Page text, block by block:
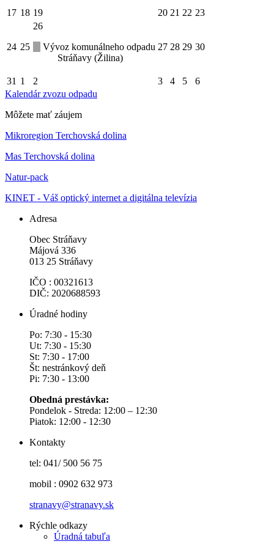
17 18 19 20 21 22 23
24 25
26
Vývoz komunálneho odpadu
Stráňavy (Žilina)
27 28 29 30
31 1 2 3 4 5
6
Kalendár zvozu odpadu
Môžete mať záujem
Mikroregion Terchovská dolina
Mas Terchovská dolina
Natur-pack
KINET - Váš optický internet a digitálna televízia
Adresa
Obec Stráňavy
Májová 336
013 25 Stráňavy
IČO : 00321613
DIČ: 2020688593
Úradné hodiny
Po: 7:30 - 15:30
Ut: 7:30 - 15:30
St: 7:30 - 17:00
Št: nestránkový deň
Pi: 7:30 - 13:00
Obedná prestávka:
Pondelok - Streda: 12:00 – 12:30
Piatok: 12:00 - 12:30
Kontakty
tel: 041/ 500 56 75
mobil : 0902 632 973
stranavy@stranavy.sk
Rýchle odkazy
Úradná tabuľa